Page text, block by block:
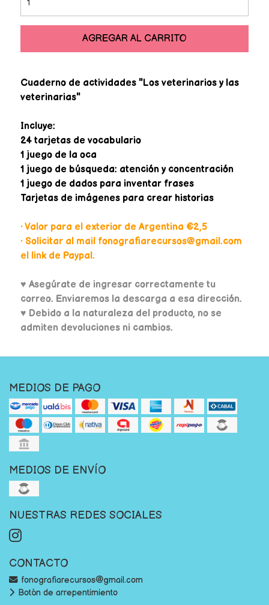
AGREGAR AL CARRITO
Cuaderno de actividades "Los veterinarios y las
veterinarias"
Incluye:
24 tarjetas de vocabulario
1 juego de la oca
1 juego de búsqueda: atención y concentración
1 juego de dados para inventar frases
Tarjetas de imágenes para crear historias
• Valor para el exterior de Argentina €2,5
• Solicitar al mail fonografiarecursos@gmail.com
el link de Paypal.
♥ Asegúrate de ingresar correctamente tu
correo. Enviaremos la descarga a esa dirección.
♥ Debido a la naturaleza del producto, no se
admiten devoluciones ni cambios.
MEDIOS DE PAGO
MEDIOS DE ENVÍO
NUESTRAS REDES SOCIALES
CONTACTO
fonografiarecursos@gmail.com
Botón de arrepentimiento